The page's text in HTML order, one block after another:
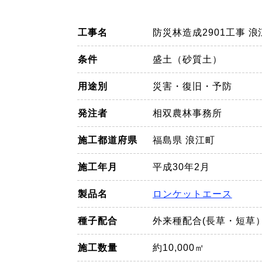
工事名 防災林造成2901工事 浪
条件 盛土（砂質土）
用途別 災害・復旧・予防
発注者 相双農林事務所
施工都道府県 福島県 浪江町
施工年月 平成30年2月
製品名 ロンケットエース
種子配合 外来種配合(長草・短草）
施工数量 約10,000㎡